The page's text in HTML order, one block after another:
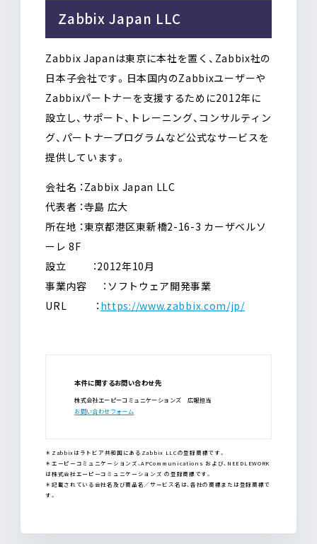
Zabbix Japan LLC
Zabbix Japanは東京に本社を置く、Zabbix社の
日本子会社です。日本国内のZabbixユーザーや
Zabbixパートナーを支援するために2012年に
設立し、サポート、トレーニング、コンサルティン
グ、パートナープログラムなど公式なサービスを
提供しています。
会社名 ：Zabbix Japan LLC
代表者 ：寺島 広大
所在地 ：東京都港区東新橋2-16-3 カーザベルソ
ーレ 8F
設立 ：2012年10月
事業内容 ：ソフトウェア開発事業
URL ： https://www.zabbix.com/jp/
本件に関するお問い合わせ先
株式会社エーピーコミュニケーションズ 広報担当
お問い合わせフォーム
＊Zabbixはラトビア共和国にあるZabbix LLCの登録商標です。
＊エーピーコミュニケーションズ、APCommunications および、NEEDLEWORK
は株式会社エーピーコミュニケーションズ の登録商標です。
＊記載されている会社名及び商品名／サービス名は、各社の商標または登録商標で
す。